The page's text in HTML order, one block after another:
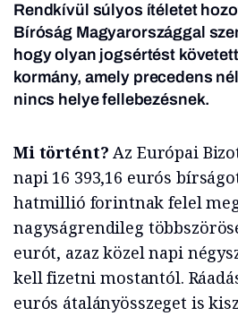
Rendkívül súlyos ítéletet
Bíróság Magyarországgal
hogy olyan jogsértést
kormány, amely precedens
nincs helye fellebezésnek.
Mi történt?Az Európai
napi 16 393,16 eurós
hatmillió forintnak felel
nagyságrendileg
eurót, azaz közel napi
kell fizetni mostantól.
eurós átalányösszeget is